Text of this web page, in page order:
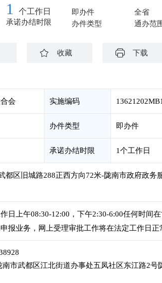
1 个工作日
承诺办结时限
即办件
办件类型
全省
通办范
收藏 下载
会 实施编码
办件类型 即办件
承诺办结时限 1个工作日
都区旧城路288正西方向72米-陇南市政府政务
日上午08:30-12:00，下午2:30-6:00任何时间
报业务，网上受理审批工作将在法定工作日正
南市武都区江北街道办事处五凤社区东江路2号